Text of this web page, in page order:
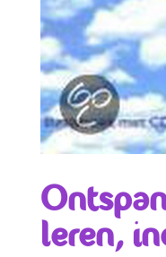
leren,